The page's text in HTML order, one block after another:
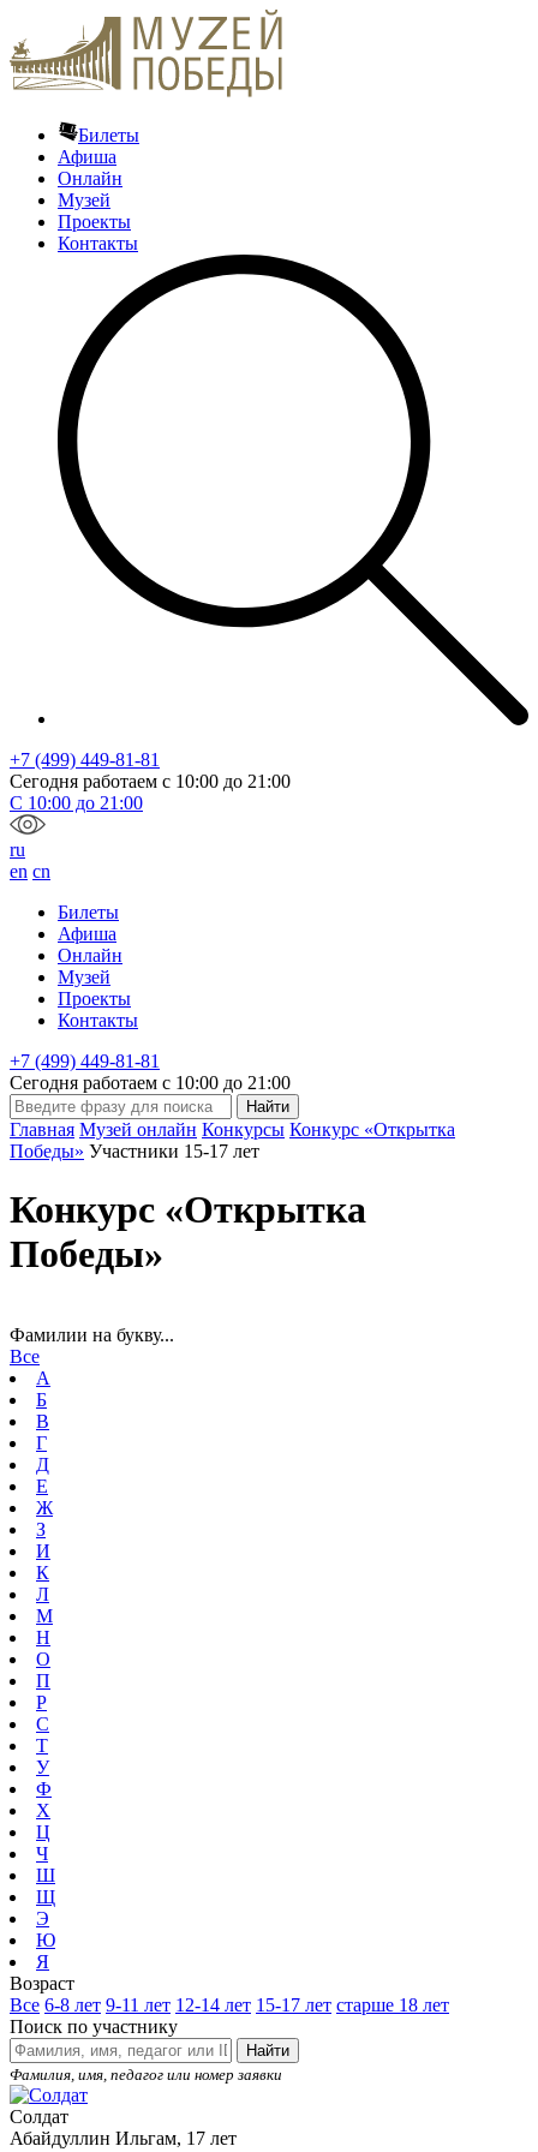
Билеты
Афиша
Онлайн
Музей
Проекты
Контакты
+7 (499) 449-81-81
Сегодня работаем с 10:00 до 21:00
С 10:00 до 21:00
ru
en cn
Билеты
Афиша
Онлайн
Музей
Проекты
Контакты
+7 (499) 449-81-81
Сегодня работаем с 10:00 до 21:00
Главная Музей онлайн Конкурсы Конкурс «Открытка
Победы» Участники 15-17 лет
Конкурс «Открытка
Победы»
Фамилии на букву...
Все
А
Б
В
Г
Д
Е
Ж
З
И
К
Л
М
Н
О
П
Р
С
Т
У
Ф
Х
Ц
Ч
Ш
Щ
Э
Ю
Я
Возраст
Все 6-8 лет 9-11 лет 12-14 лет 15-17 лет старше 18 лет
Поиск по участнику
Найти
Фамилия, имя, педагог или номер заявки
Солдат
Абайдуллин Ильгам, 17 лет